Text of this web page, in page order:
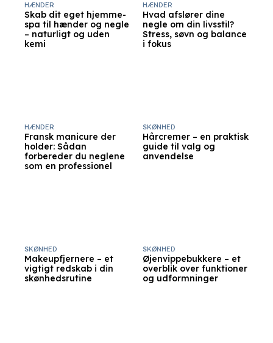
Skab dit eget hjemme-
spa til hænder og negle
– naturligt og uden
kemi
HÆNDER
Hvad afslører dine
negle om din livsstil?
Stress, søvn og balance
i fokus
HÆNDER
Fransk manicure der
holder: Sådan
forbereder du neglene
som en professionel
HÆNDER
Hårcremer – en praktisk
guide til valg og
anvendelse
SKØNHED
Makeupfjernere – et
vigtigt redskab i din
skønhedsrutine
SKØNHED
Øjenvippebukkere – et
overblik over funktioner
og udformninger
SKØNHED